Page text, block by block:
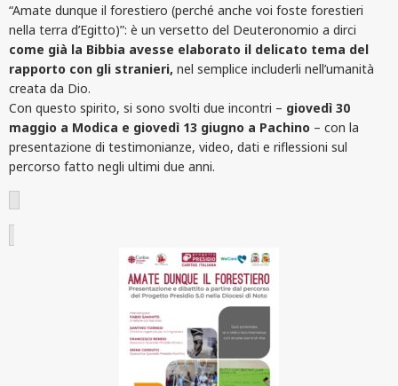
“Amate dunque il forestiero (perché anche voi foste forestieri
nella terra d’Egitto)”: è un versetto del Deuteronomio a dirci
come già la Bibbia avesse elaborato il delicato tema del
rapporto con gli stranieri, nel semplice includerli nell’umanità
creata da Dio.
Con questo spirito, si sono svolti due incontri – giovedì 30
maggio a Modica e giovedì 13 giugno a Pachino – con la
presentazione di testimonianze, video, dati e riflessioni sul
percorso fatto negli ultimi due anni.